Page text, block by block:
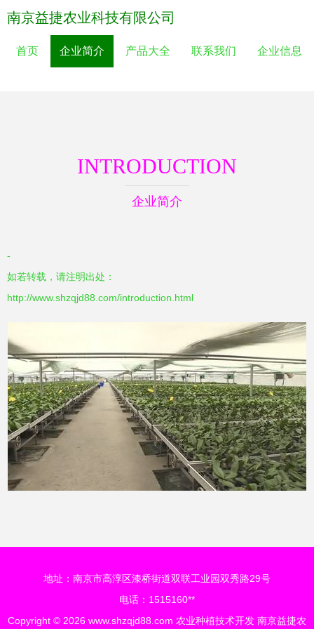
南京益捷农业科技有限公司
首页 企业简介 产品大全 联系我们 企业信息
INTRODUCTION
企业简介
-
如若转载，请注明出处：
http://www.shzqjd88.com/introduction.html
地址：南京市高淳区漆桥街道双联工业园双秀路29号
电话：1515160**
Copyright © 2026 www.shzqjd88.com 农业种植技术开发 南京益捷农